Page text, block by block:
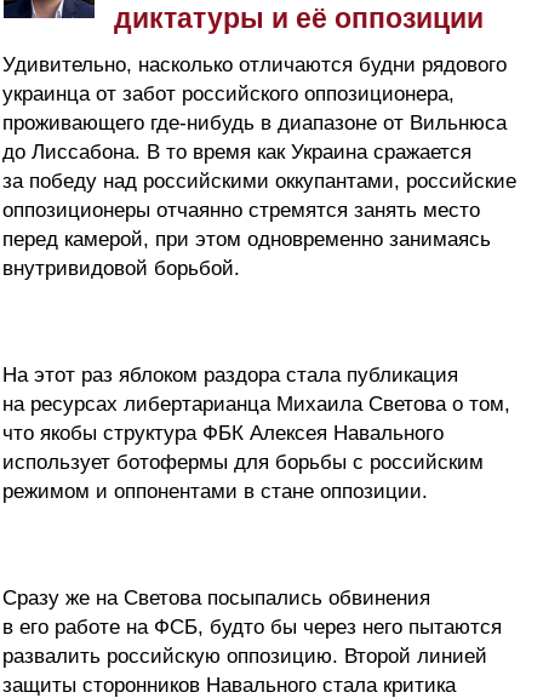
диктатуры и её оппозиции
Удивительно, насколько отличаются будни рядового
украинца от забот российского оппозиционера,
проживающего где-нибудь в диапазоне от Вильнюса
до Лиссабона. В то время как Украина сражается
за победу над российскими оккупантами, российские
оппозиционеры отчаянно стремятся занять место
перед камерой, при этом одновременно занимаясь
внутривидовой борьбой.
На этот раз яблоком раздора стала публикация
на ресурсах либертарианца Михаила Светова о том,
что якобы структура ФБК Алексея Навального
использует ботофермы для борьбы с российским
режимом и оппонентами в стане оппозиции.
Сразу же на Светова посыпались обвинения
в его работе на ФСБ, будто бы через него пытаются
развалить российскую оппозицию. Второй линией
защиты сторонников Навального стала критика